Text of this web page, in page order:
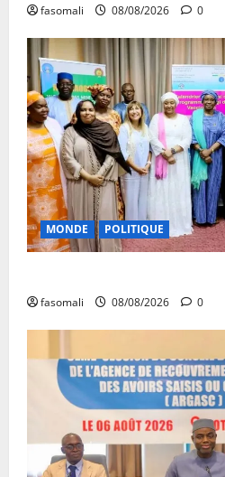
fasomali 08/08/2026 0
MONDE POLITIQUE
fasomali 08/08/2026 0